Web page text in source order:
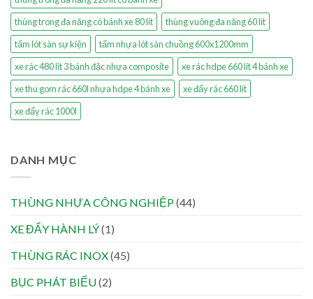
thùng trong đa năng có bánh xe 80 lít
thùng vuông đa năng 60 lít
tấm lót sàn sự kiện
tấm nhựa lót sàn chuồng 600x1200mm
xe rác 480 lít 3 bánh đặc nhựa composite
xe rác hdpe 660 lít 4 bánh xe
xe thu gom rác 660l nhựa hdpe 4 bánh xe
xe đẩy rác 660 lít
xe đẩy rác 1000l
DANH MỤC
THÙNG NHỰA CÔNG NGHIỆP(44)
XE ĐẨY HÀNH LÝ(1)
THÙNG RÁC INOX(45)
BỤC PHÁT BIỂU(2)